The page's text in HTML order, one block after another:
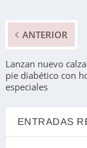
ANTERIOR
Lanzan nuevo
pie diabético con
especiales
ENTRADAS